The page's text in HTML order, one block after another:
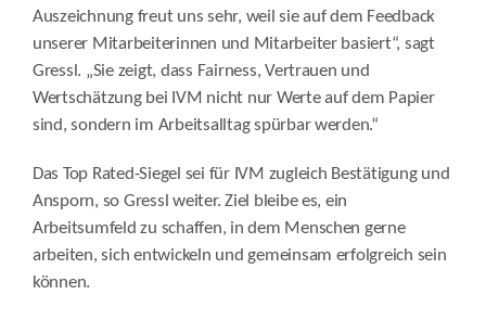
Auszeichnung freut uns sehr, weil sie auf dem Feedback
unserer Mitarbeiterinnen und Mitarbeiter basiert“, sagt
Gressl. „Sie zeigt, dass Fairness, Vertrauen und
Wertschätzung bei IVM nicht nur Werte auf dem Papier
sind, sondern im Arbeitsalltag spürbar werden.“
Das Top Rated-Siegel sei für IVM zugleich Bestätigung und
Ansporn, so Gressl weiter. Ziel bleibe es, ein
Arbeitsumfeld zu schaffen, in dem Menschen gerne
arbeiten, sich entwickeln und gemeinsam erfolgreich sein
können.